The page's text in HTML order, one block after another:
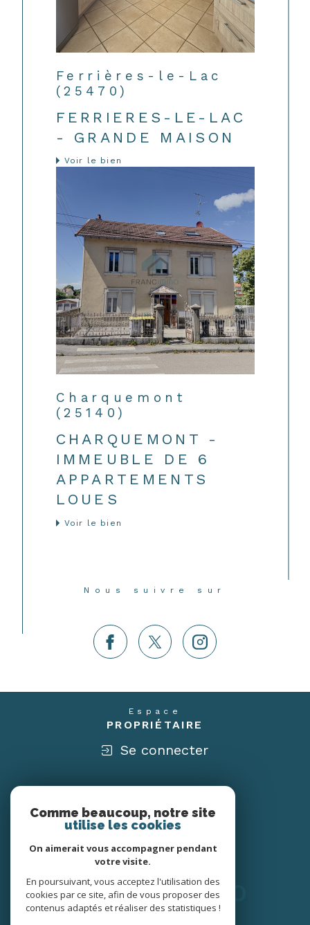
Ferrières-le-Lac
(25470)
FERRIERES-LE-LAC
- GRANDE MAISON
Voir le bien
Charquemont
(25140)
CHARQUEMONT -
IMMEUBLE DE 6
APPARTEMENTS
LOUES
Voir le bien
Nous suivre sur
Espace
PROPRIÉTAIRE
Se connecter
Nous
Comme beaucoup, notre site
utilise les cookies
On aimerait vous accompagner pendant
votre visite.
En poursuivant, vous acceptez l'utilisation des
cookies par ce site, afin de vous proposer des
contenus adaptés et réaliser des statistiques !